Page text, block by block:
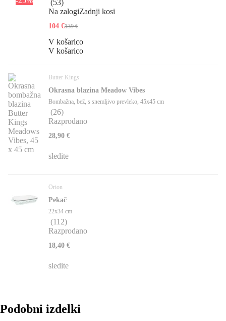
(53)
Na zalogiZadnji kosi
104 €139 €
V košarico
V košarico
Butter Kings
Okrasna blazina Meadow Vibes
Bombažna, bež, s snemljivo prevleko, 45x45 cm
(26)
Razprodano
28,90 €
sledite
Orion
Pekač
22x34 cm
(112)
Razprodano
18,40 €
sledite
Podobni izdelki